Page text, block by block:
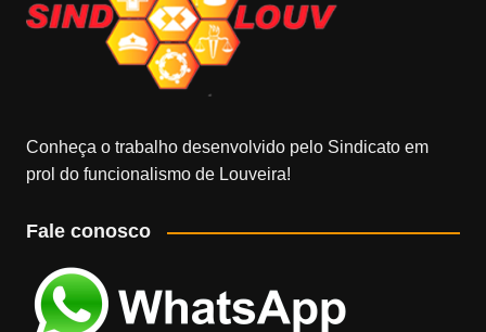
Conheça o trabalho desenvolvido pelo Sindicato em
prol do funcionalismo de Louveira!
Fale conosco